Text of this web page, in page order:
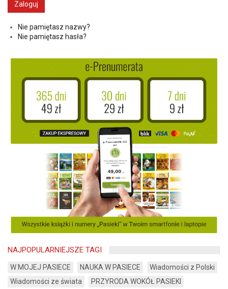
Nie pamiętasz nazwy?
Nie pamiętasz hasła?
NAJPOPULARNIEJSZE TAGI
W MOJEJ PASIECE NAUKA W PASIECE
Wiadomości z Polski
Wiadomości ze świata
PRZYRODA WOKÓŁ PASIEKI